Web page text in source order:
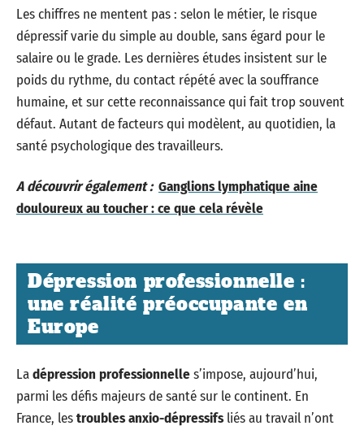
Les chiffres ne mentent pas : selon le métier, le risque
dépressif varie du simple au double, sans égard pour le
salaire ou le grade. Les dernières études insistent sur le
poids du rythme, du contact répété avec la souffrance
humaine, et sur cette reconnaissance qui fait trop souvent
défaut. Autant de facteurs qui modèlent, au quotidien, la
santé psychologique des travailleurs.
A découvrir également : Ganglions lymphatique aine
douloureux au toucher : ce que cela révèle
Dépression professionnelle :
une réalité préoccupante en
Europe
Ladépression professionnelles’impose, aujourd’hui,
parmi les défis majeurs de santé sur le continent. En
France, lestroubles anxio-dépressifsliés au travail n’ont